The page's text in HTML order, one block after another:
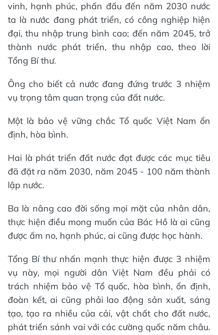
vinh, hạnh phúc, phấn đấu đến năm 2030 nước
ta là nước đang phát triển, có công nghiệp hiện
đại, thu nhập trung bình cao; đến năm 2045, trở
thành nước phát triển, thu nhập cao, theo lời
Tổng Bí thư.
Ông cho biết cả nước đang đứng trước 3 nhiệm
vụ trọng tâm quan trọng của đất nước.
Một là bảo vệ vững chắc Tổ quốc Việt Nam ổn
định, hòa bình.
Hai là phát triển đất nước đạt được các mục tiêu
đã đặt ra năm 2030, năm 2045 - 100 năm thành
lập nước.
Ba là nâng cao đời sống mọi mặt của nhân dân,
thực hiện điều mong muốn của Bác Hồ là ai cũng
được ấm no, hạnh phúc, ai cũng được học hành.
Tổng Bí thư nhấn mạnh thực hiện được 3 nhiệm
vụ này, mọi người dân Việt Nam đều phải có
trách nhiệm bảo vệ Tổ quốc, hòa bình, ổn định,
đoàn kết, ai cũng phải lao động sản xuất, sáng
tạo, tạo ra nhiều của cải, vật chất cho đất nước,
phát triển sánh vai với các cường quốc năm châu.